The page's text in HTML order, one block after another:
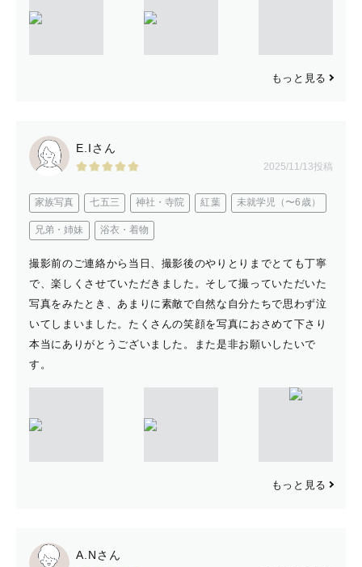
もっと見る
E.Iさん
2025/11/13投稿
家族写真 七五三 神社・寺院 紅葉 未就学児（〜6歳）
兄弟・姉妹 浴衣・着物
撮影前のご連絡から当日、撮影後のやりとりまでとても丁寧
で、楽しくさせていただきました。そして撮っていただいた
写真をみたとき、あまりに素敵で自然な自分たちで思わず泣
いてしまいました。たくさんの笑顔を写真におさめて下さり
本当にありがとうございました。また是非お願いしたいで
す。
もっと見る
A.Nさん